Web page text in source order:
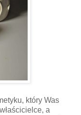
który Was
a